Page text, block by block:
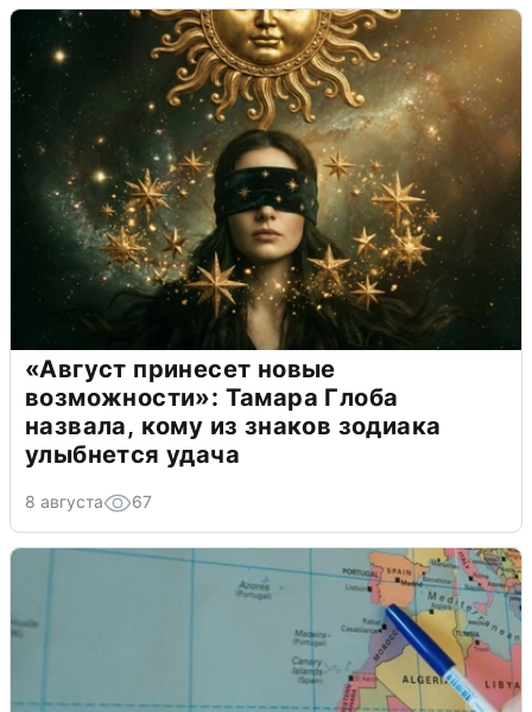
«Август принесет новые
возможности»: Тамара Глоба
назвала, кому из знаков зодиака
улыбнется удача
8 августа 67